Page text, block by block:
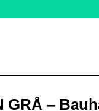
GRÅ –